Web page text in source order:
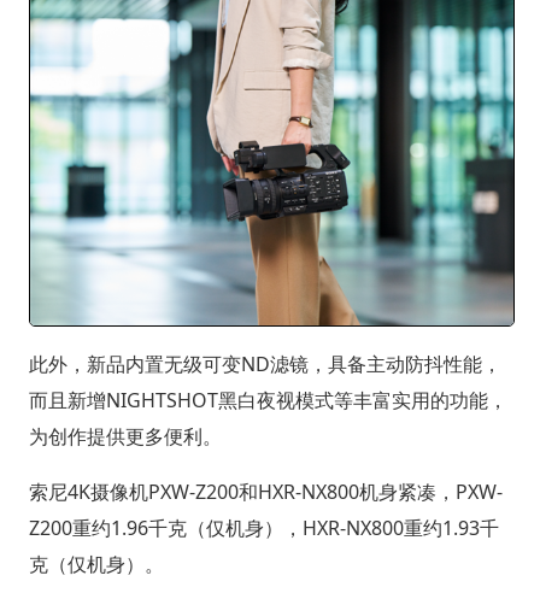
此外，新品内置无级可变ND滤镜，具备主动防抖性能，
而且新增NIGHTSHOT黑白夜视模式等丰富实用的功能，
为创作提供更多便利。
索尼4K摄像机PXW-Z200和HXR-NX800机身紧凑，PXW-
Z200重约1.96千克（仅机身），HXR-NX800重约1.93千
克（仅机身）。